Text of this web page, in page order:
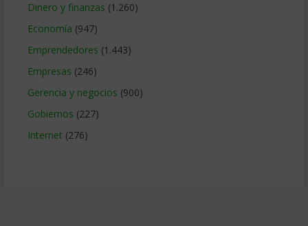
Dinero y finanzas (1.260)
Economía (947)
Emprendedores (1.443)
Empresas (246)
Gerencia y negocios (900)
Gobiernos (227)
Internet (276)